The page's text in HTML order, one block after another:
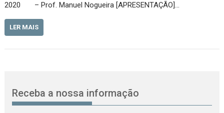
2020 – Prof. Manuel Nogueira [APRESENTAÇÃO]…
LER MAIS
Receba a nossa informação